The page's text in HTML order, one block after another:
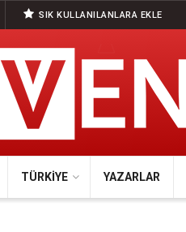
SIK KULLANILANLARA EKLE
TÜRKIYE YAZARLAR